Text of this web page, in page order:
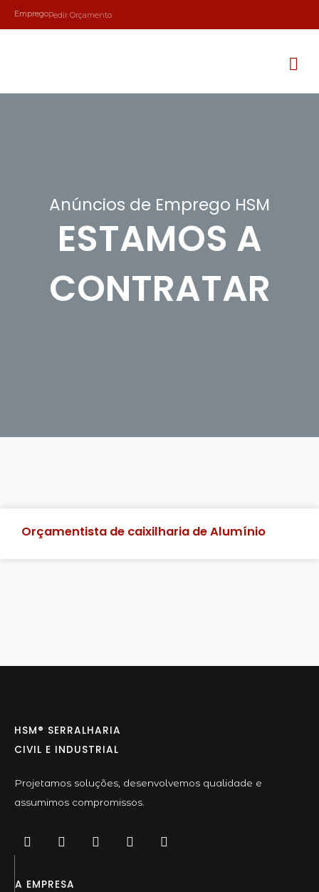
EmpregoPedir Orçamento
Anúncios de Emprego HSM
ESTAMOS A
CONTRATAR
Orçamentista de caixilharia de Alumínio
HSM® SERRALHARIA
CIVIL E INDUSTRIAL
Projetamos soluções, desenvolvemos qualidade e
assumimos compromissos.
A EMPRESA